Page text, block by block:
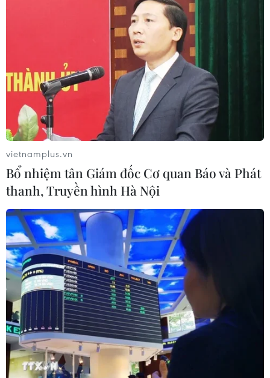
vietnamplus.vn
Bổ nhiệm tân Giám đốc Cơ quan Báo và Phát
thanh, Truyền hình Hà Nội